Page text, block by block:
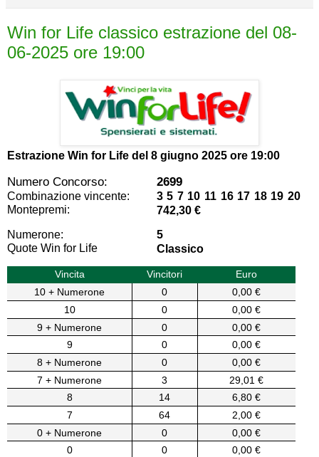
Win for Life classico estrazione del 08-
06-2025 ore 19:00
Estrazione Win for Life del 8 giugno 2025 ore 19:00
Numero Concorso: 2699
Combinazione vincente:
3 5 7 10 11 16 17 18 19 20
Montepremi:
742,30 €
Numerone:
5
Quote Win for Life
Classico
Vincita Vincitori
Euro
10 + Numerone
0
0,00 €
10
0
0,00 €
9 + Numerone
0
0,00 €
9
0
0,00 €
8 + Numerone
0
0,00 €
7 + Numerone
3
29,01 €
8
14
6,80 €
7
64
2,00 €
0 + Numerone
0
0,00 €
0
0
0,00 €